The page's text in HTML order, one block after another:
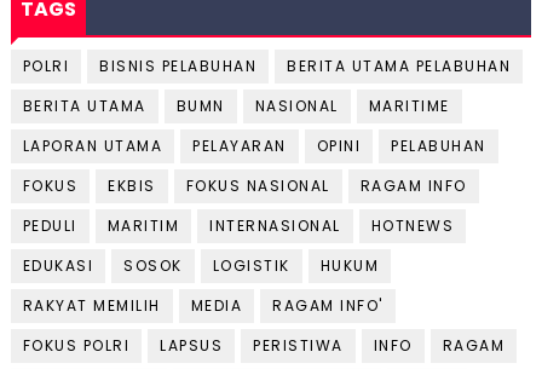
TAGS
POLRI BISNIS PELABUHAN
BERITA UTAMA PELABUHAN
BERITA UTAMA
BUMN NASIONAL
MARITIME
LAPORAN UTAMA
PELAYARAN OPINI
PELABUHAN
FOKUS
EKBIS FOKUS NASIONAL
RAGAM INFO
PEDULI
MARITIM INTERNASIONAL
HOTNEWS
EDUKASI
SOSOK LOGISTIK
HUKUM
RAKYAT MEMILIH
MEDIA
RAGAM INFO'
FOKUS POLRI
LAPSUS PERISTIWA INFO
RAGAM